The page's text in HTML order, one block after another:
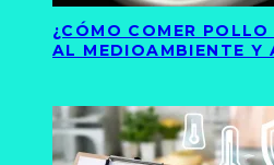
¿CÓMO COMER
AL MEDIOAMBIENTE Y